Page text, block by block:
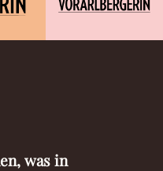
was in